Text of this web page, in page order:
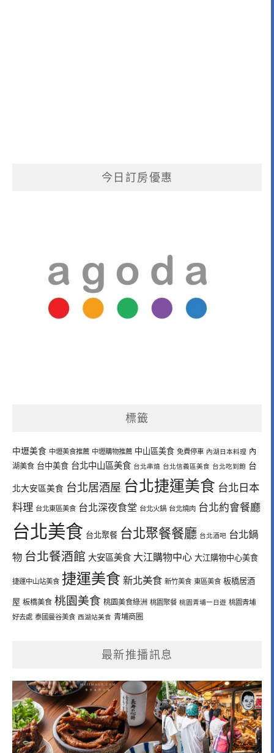
今日訂房優惠
標籤
中壢美食 中壢美食推薦 中壢購物推薦 中山區美食 免費停車 內湖日本料理 內
湖美食 台中美食 台北中山區美食 台北串燒 台北信義區美食 台北吃到飽 台
北大安區美食 台北居酒屋 台北捷運美食 台北日本
料理 台北東區美食 台北深夜食堂 台北火鍋 台北燒肉 台北約會餐廳
台北美食 台北聚餐 台北聚餐餐廳 台北酒吧 台北鍋
物 台北餐酒館 大安區美食 大江購物中心 大江購物中心美食
捷運中山站美食 捷運美食 新北美食 新竹美食 東區美食 板橋居酒
屋 板橋美食 桃園美食 桃園美食綠洲 桃園聚餐 桃園青埔一日遊 桃園青埔
好去處 泰國曼谷美食 西湖站美食 青埔商圈
最新推播訊息